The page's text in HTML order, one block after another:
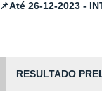
📌Até 26-12-2023 -
RESULTADO